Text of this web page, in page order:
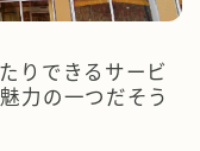
りできるサービ
力の一つだそう